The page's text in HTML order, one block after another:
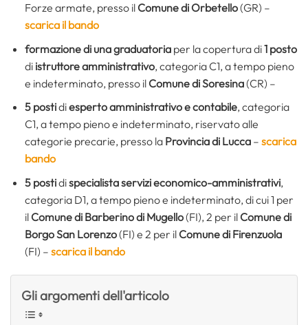
Forze armate, presso il Comune di Orbetello(GR) –
scarica il bando
formazione di una graduatoriaper la copertura di1 posto
di istruttore amministrativo, categoria C1, a tempo pieno
e indeterminato, presso il Comune di Soresina(CR) –
5 postidiesperto amministrativo e contabile, categoria
C1, a tempo pieno e indeterminato, riservato alle
categorie precarie, presso la Provincia di Lucca– scarica
bando
5 postidispecialista servizi economico-amministrativi,
categoria D1, a tempo pieno e indeterminato, di cui 1 per
il Comune di Barberino di Mugello(FI), 2 per il Comune di
Borgo San Lorenzo(FI) e 2 per il Comune di Firenzuola
(FI) – scarica il bando
Gli argomenti dell'articolo